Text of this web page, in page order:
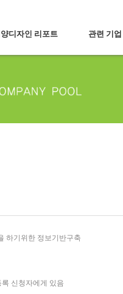
디자인 리포트 관련 기
하기위한 정보기반구축
신청자에게 있음